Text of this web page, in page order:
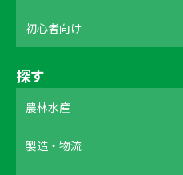
初心者向け
探す
農林水産
製造・物流